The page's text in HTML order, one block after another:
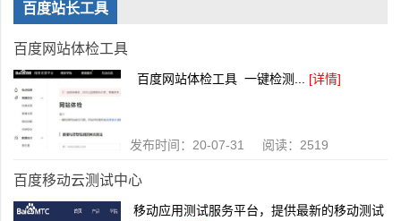
百度站长工具
百度网站体检工具
百度网站体检工具 一键检测... [详情]
发布时间：20-07-31 阅读：2519
百度移动云测试中心
移动应用测试服务平台，提供最新的移动测试